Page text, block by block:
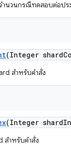
จำนวนกรณีทดสอบต่อป
(Integer shard
สำหรับคำสั่ง
(Integer shard
สำหรับคำสั่ง